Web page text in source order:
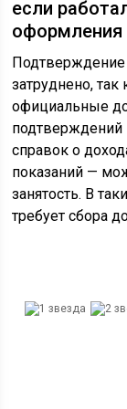
если
оформления
затруднено, так
официальные
подтверждений
справок о
показаний —
занятость. В
требует сбора